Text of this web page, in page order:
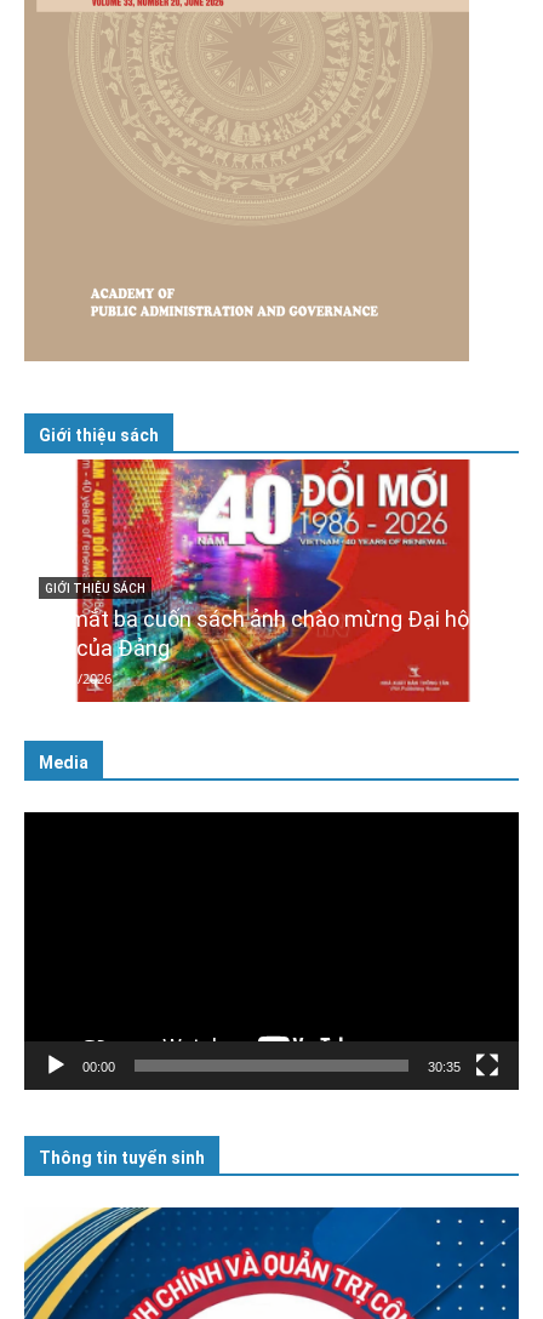
Giới thiệu sách
GIỚI THIỆU SÁCH
Quản trị nhân tài – Từ lý thuyết đến thực tiễn
08/12/2025
Media
00:00 30:35
Thông tin tuyển sinh